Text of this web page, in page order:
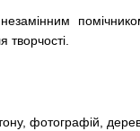
творчості.
фотографій,